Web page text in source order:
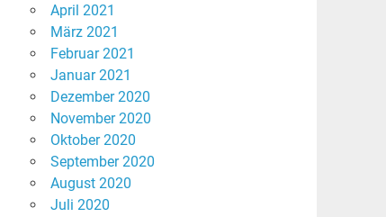
April 2021
März 2021
Februar 2021
Januar 2021
Dezember 2020
November 2020
Oktober 2020
September 2020
August 2020
Juli 2020